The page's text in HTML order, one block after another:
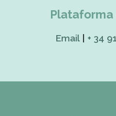
Email| + 34